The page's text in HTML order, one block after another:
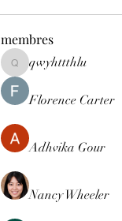
membres
qwyhttthlu
qwyhttthlu
Florence Carter
Adhvika Gour
Nancy Wheeler